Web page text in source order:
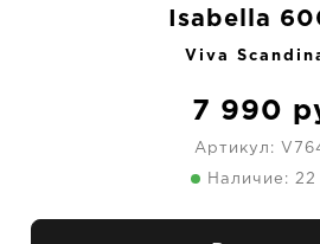
Isabella
Viva
7 990
Артикул:
Наличие: 22